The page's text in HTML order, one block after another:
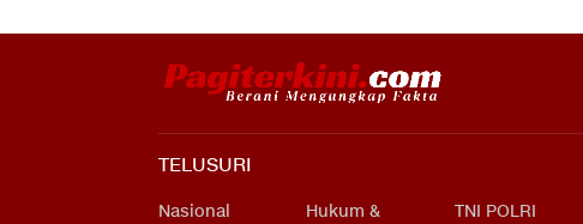
TELUSURI
Nasional
Hukum &
TNI POLRI